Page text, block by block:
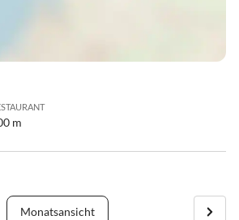
m
Monatsansicht